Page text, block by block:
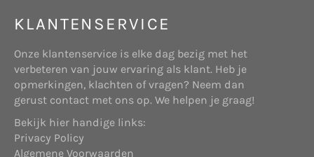
bovengenoemde website.
Verkoper: onderneming die, hetzij als
producent, hetzij als handelaar, roerende zaken
met betrekking tot website-activiteit en
Doeleinden
We verzamelen of gebruiken geen informatie voor
andere doeleinden dan de doeleinden die worden
tevoren uw toestemming hiervoor hebben
verkregen.
KLANTENSERVICE
Onze klantenservice is elke dag bezig met het
verbeteren van jouw ervaring als klant. Heb je
opmerkingen, klachten of vragen? Neem dan
gerust contact met ons op. We helpen je graag!
Bekijk hier handige links:
Privacy Policy
Algemene Voorwaarden